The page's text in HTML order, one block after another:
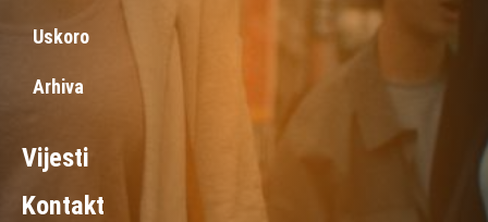
Uskoro
Arhiva
Vijesti
Kontakt